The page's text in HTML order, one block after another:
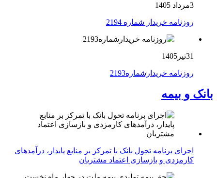
3مرداد 1405
روزنامه خریدار شماره 2194
31تیر1405
روزنامه خریدارشماره2193
بانک و بیمه
اجرای برنامه تحول بانک با تمرکز بر منابع پایدار، درآمدهای
کارمزدی و بازسازی اعتماد مشتریان